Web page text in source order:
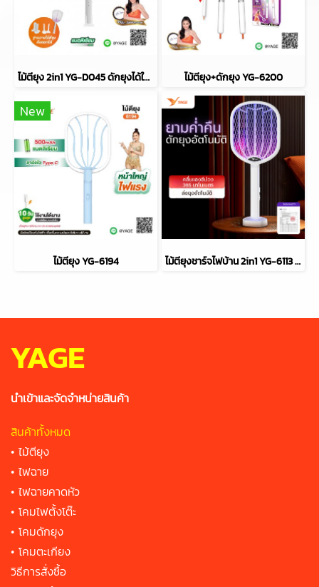
ไม้ตียุง 2in1 YG-D045 ดักยุงได้ในตัว ไม้ตียุง+ดักยุง YG-6200
New
ไม้ตียุง YG-6194 ไม้ตียุงชาร์จไฟบ้าน 2in1 YG-6113 500mAh
YAGE
นำเข้าและจัดจำหน่ายสินค้า
สินค้าทั้งหมด
• ไม้ตียุง
• ไฟฉาย
• ไฟฉายคาดหัว
• โคมไฟตั้งโต๊ะ
• โคมดักยุง
• โคมตะเกียง
วิธีการสั่งซื้อ